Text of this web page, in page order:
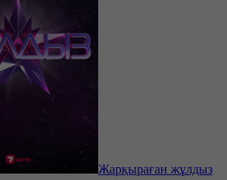
Жарқыраған жұлдыз